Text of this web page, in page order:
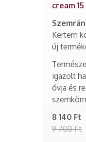
cream
Kertem
új
igazolt
óvja és
8 140 Ft
9 700 Ft